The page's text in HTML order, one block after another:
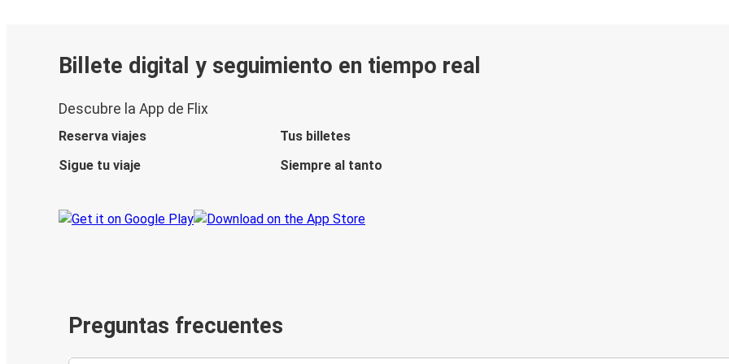
Billete digital y seguimiento en tiempo real
Descubre la App de Flix
Reserva viajes
Tus billetes
Sigue tu viaje
Siempre al tanto
Preguntas frecuentes